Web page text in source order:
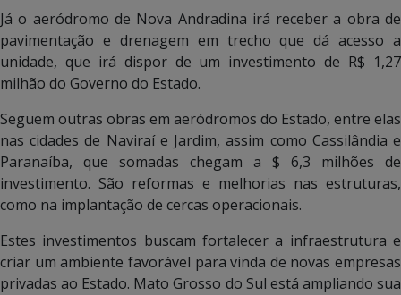
Já o aeródromo de Nova Andradina irá receber a obra de
pavimentação e drenagem em trecho que dá acesso a
unidade, que irá dispor de um investimento de R$ 1,27
milhão do Governo do Estado.
Seguem outras obras em aeródromos do Estado, entre elas
nas cidades de Naviraí e Jardim, assim como Cassilândia e
Paranaíba, que somadas chegam a $ 6,3 milhões de
investimento. São reformas e melhorias nas estruturas,
como na implantação de cercas operacionais.
Estes investimentos buscam fortalecer a infraestrutura e
criar um ambiente favorável para vinda de novas empresas
privadas ao Estado. Mato Grosso do Sul está ampliando sua